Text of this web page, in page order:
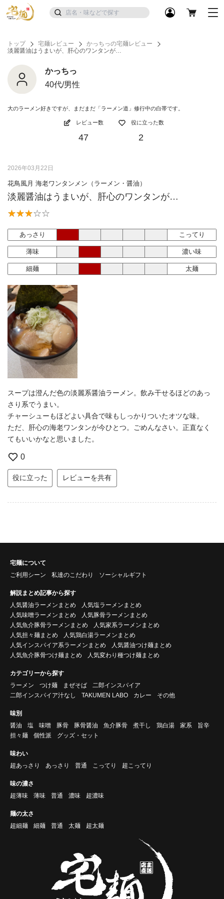
トップ 宅麺レビュー
かっちっの宅麺レビュー
淡麗醤油はうまいが、肝心のワンタンが…
かっちっ
40代/男性
大のラーメン好きですが、まだまだ「ラーメン道」修行中の白帯です。
レビュー数
47
役に立った数
2
2026年03月22日
花鳥風月 海老ワンタンメン（ラーメン・醤油）
淡麗醤油はうまいが、肝心のワンタンが…
あっさり こってり
薄味 濃い味
細麺 太麺
スープは澄んだ色の淡麗系醤油ラーメン。飲み干せるほどのあっ
さり系でうまい。
チャーシューもほどよい具合で味もしっかりついたオツな味。
ただ、肝心の海老ワンタンが今ひとつ。ごめんなさい。正直なく
てもいいかなと思いました。
0
役に立った レビューを共有
宅麺について
ご利用シーン
私達のこだわり ソーシャルギフト
解説まとめ記事から探す
人気醤油ラーメンまとめ
人気塩ラーメンまとめ
人気味噌ラーメンまとめ
人気豚骨ラーメンまとめ
人気魚介豚骨ラーメンまとめ
人気家系ラーメンまとめ
人気担々麺まとめ
人気鶏白湯ラーメンまとめ
人気インスパイア系ラーメンまとめ
人気醤油つけ麺まとめ
人気魚介豚骨つけ麺まとめ
人気変わり種つけ麺まとめ
カテゴリーから探す
ラーメン
つけ麺 まぜそば
二郎インスパイア
二郎インスパイア汁なし
TAKUMEN LABO カレー その他
味別
醤油
塩 味噌 豚骨 豚骨醤油 魚介豚骨 煮干し 鶏白湯 家系
旨辛
担々麺
個性派 グッズ・セット
味わい
超あっさり
あっさり 普通 こってり 超こってり
味の濃さ
超薄味
薄味 普通 濃味 超濃味
麺の太さ
超細麺
細麺 普通 太麺 超太麺